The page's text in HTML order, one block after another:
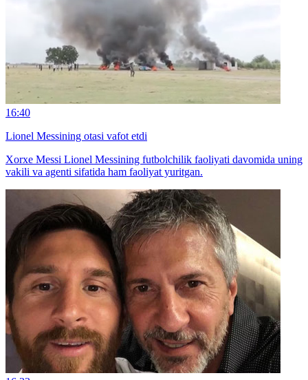
16:40
Lionel Messining otasi vafot etdi
Xorxe Messi Lionel Messining futbolchilik faoliyati davomida uning
vakili va agenti sifatida ham faoliyat yuritgan.